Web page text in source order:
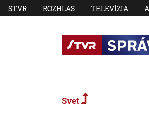
STVR ROZHLAS TELEVÍZIA
Svet